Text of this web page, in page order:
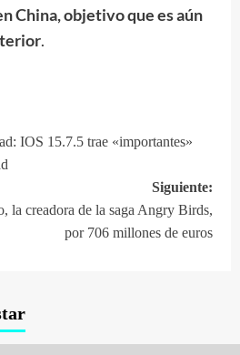
China, objetivo que es aún
.
IOS 15.7.5 trae «importantes»
Siguiente:
la creadora de la saga Angry Birds,
por 706 millones de euros